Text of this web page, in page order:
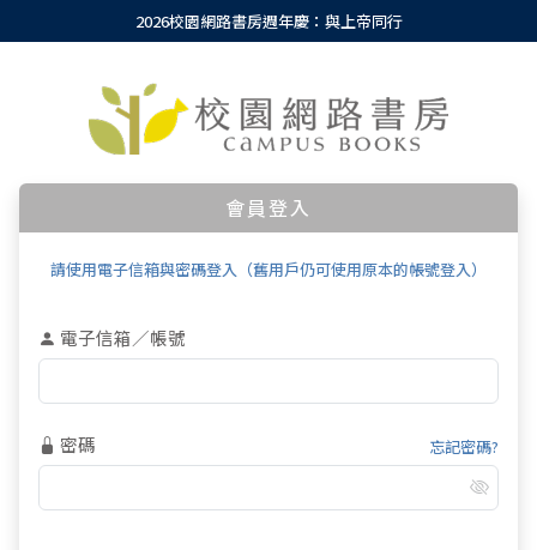
2026校園網路書房週年慶：與上帝同行
會員登入
請使用電子信箱與密碼登入（舊用戶仍可使用原本的帳號登入）
電子信箱／帳號
密碼 忘記密碼?